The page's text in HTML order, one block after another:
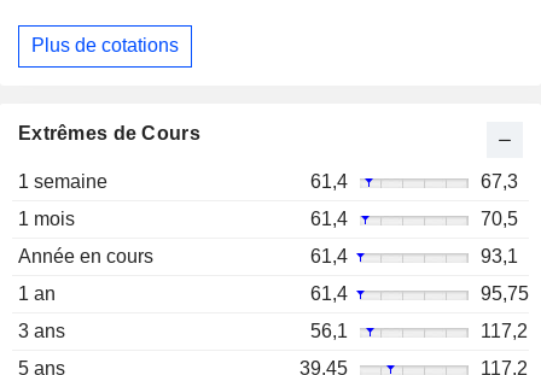
Plus de cotations
Extrêmes de Cours
1 semaine 61,4
67,3
1 mois
61,4
70,5
Année en cours
61,4
93,1
1 an
61,4
95,75
3 ans
56,1
117,2
5 ans
39,45
117,2